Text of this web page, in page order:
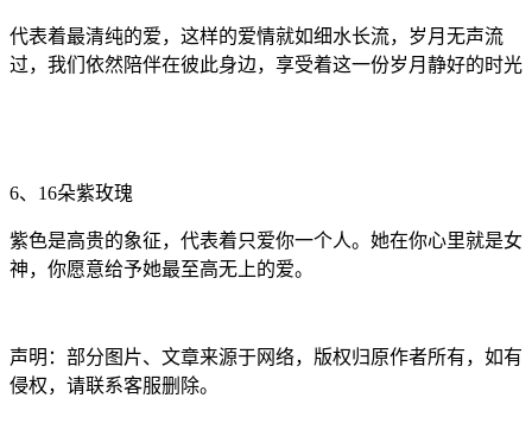
代表着最清纯的爱，这样的爱情就如细水长流，岁月无声流
过，我们依然陪伴在彼此身边，享受着这一份岁月静好的时光
6、16朵紫玫瑰
紫色是高贵的象征，代表着只爱你一个人。她在你心里就是女
神，你愿意给予她最至高无上的爱。
声明：部分图片、文章来源于网络，版权归原作者所有，如有
侵权，请联系客服删除。